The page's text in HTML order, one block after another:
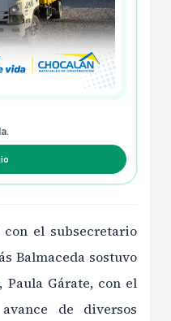
.
el subsecretario
Balmaceda sostuvo
Gárate, con el
de diversos